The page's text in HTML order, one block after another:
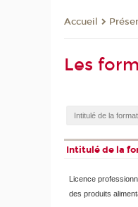
Accueil
Les
Intitulé de la
Licence
des produits